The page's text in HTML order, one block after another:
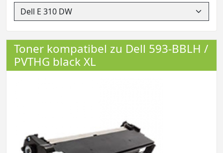
Toner kompatibel zu Dell 593-BBLH /
PVTHG black XL